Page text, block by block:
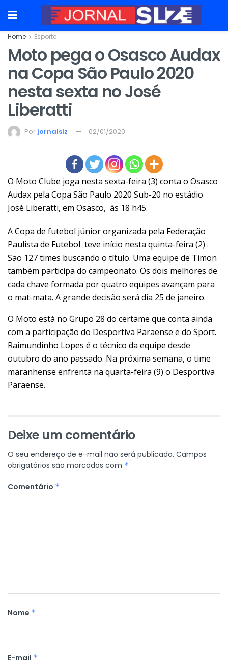
Home Esporte
Moto pega o Osasco Audax
na Copa São Paulo 2020
nesta sexta no José
Liberatti
Por jornalslz 02/01/2020
O Moto Clube joga nesta sexta-feira (3) conta o Osasco
Audax pela Copa São Paulo 2020 Sub-20 no estádio
José Liberatti, em Osasco, às 18 h45.
A Copa de futebol júnior organizada pela Federação
Paulista de Futebol teve início nesta quinta-feira (2) .
Sao 127 times buscando o título. Uma equipe de Timon
também participa do campeonato. Os dois melhores de
cada chave formada por quatro equipes avançam para
o mat-mata. A grande decisão será dia 25 de janeiro.
O Moto está no Grupo 28 do certame que conta ainda
com a participação do Desportiva Paraense e do Sport.
Raimundinho Lopes é o técnico da equipe desde
outubro do ano passado. Na próxima semana, o time
maranhense enfrenta na quarta-feira (9) o Desportiva
Paraense.
Deixe um comentário
O seu endereço de e-mail não será publicado. Campos
obrigatórios são marcados com *
Comentário *
Nome *
E-mail *